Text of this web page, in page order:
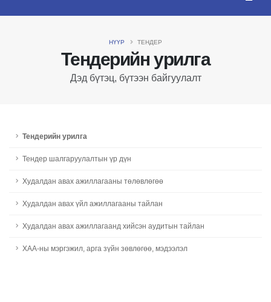
Тендерийн урилга
Дэд бүтэц, бүтээн байгуулалт
НҮҮР ТЕНДЕР
Тендерийн урилга
Тендер шалгаруулалтын үр дүн
Худалдан авах ажиллагааны төлөвлөгөө
Худалдан авах үйл ажиллагааны тайлан
Худалдан авах ажиллагаанд хийсэн аудитын тайлан
ХАА-ны мэргэжил, арга зүйн зөвлөгөө, мэдээлэл